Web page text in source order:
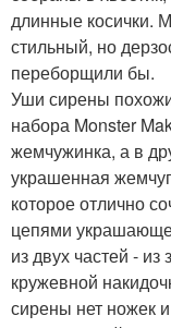
длинные косички.
стильный, но
переборщили бы.
Уши сирены
набора Monster
жемчужинка, а в
украшенная
которое отлично
цепями
из двух частей -
кружевной
сирены нет ножек